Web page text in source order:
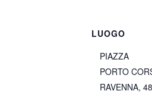
LUOGO
PIAZZA
PORTO
RAVENNA,